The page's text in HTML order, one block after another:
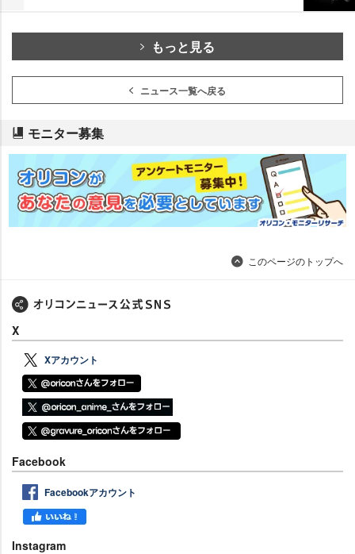
もっと見る
ニュース一覧へ戻る
モニター募集
このページのトップへ
X
Xアカウント
Facebook
Facebookアカウント
Instagram